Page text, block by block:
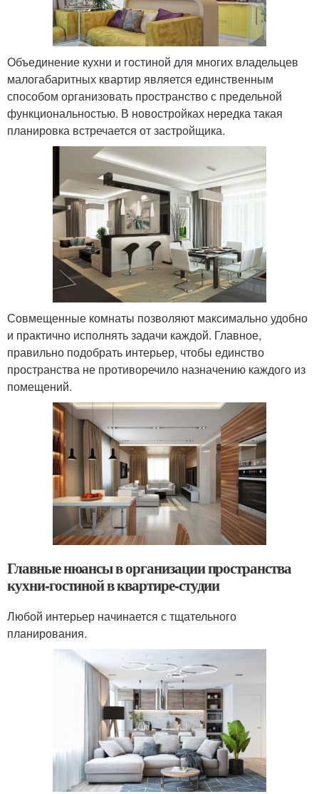
Объединение кухни и гостиной для многих владельцев
малогабаритных квартир является единственным
способом организовать пространство с предельной
функциональностью. В новостройках нередка такая
планировка встречается от застройщика.
Совмещенные комнаты позволяют максимально удобно
и практично исполнять задачи каждой. Главное,
правильно подобрать интерьер, чтобы единство
пространства не противоречило назначению каждого из
помещений.
Главные нюансы в организации пространства
кухни-гостиной в квартире-студии
Любой интерьер начинается с тщательного
планирования.